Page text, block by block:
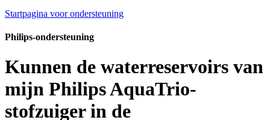
Startpagina voor ondersteuning
Philips-ondersteuning
Kunnen de waterreservoirs van
mijn Philips AquaTrio-
stofzuiger in de